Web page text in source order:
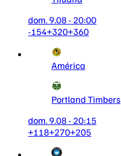
dom. 9.08 - 20:00
-154+320+360
América
Portland Timbers
dom. 9.08 - 20:15
+118+270+205